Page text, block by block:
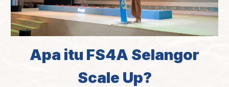
Apa itu FS4A Selangor
Scale Up?